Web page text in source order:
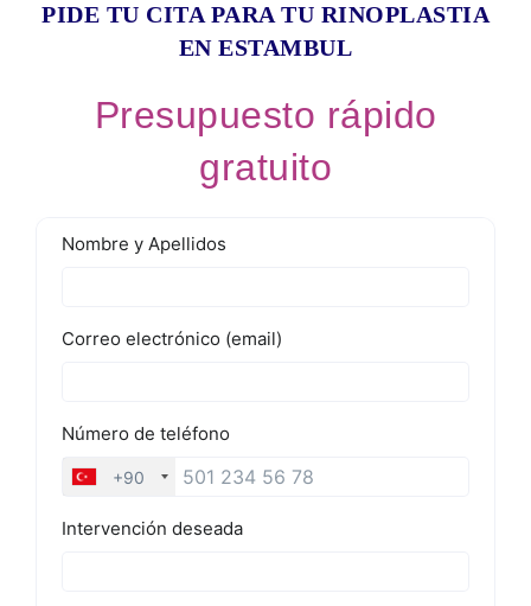
PIDE TU CITA PARA TU RINOPLASTIA
EN ESTAMBUL
Presupuesto rápido
gratuito